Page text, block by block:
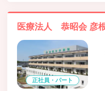
医療法人 恭昭会 彦
正社員・パート